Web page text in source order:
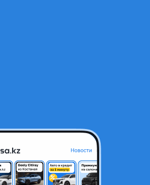
TFSI Ауди А5 Двигатель Audi A4 B8 1.8